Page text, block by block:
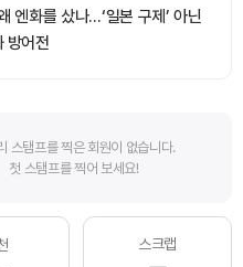
엔화를 샀나…‘일본 구제’ 아닌
방어전
스탬프를 찍은 회원이 없습니다.
첫 스탬프를 찍어 보세요!
스크랩